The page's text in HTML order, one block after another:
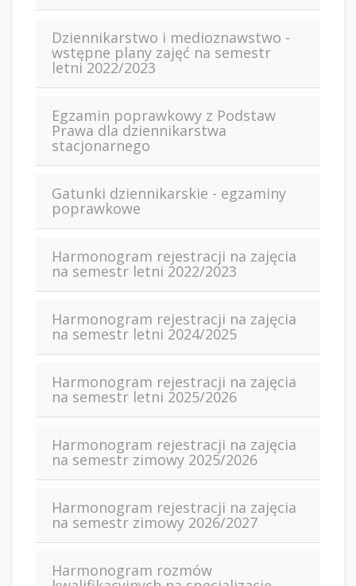
Dziennikarstwo i medioznawstwo -
wstępne plany zajęć na semestr
letni 2022/2023
Egzamin poprawkowy z Podstaw
Prawa dla dziennikarstwa
stacjonarnego
Gatunki dziennikarskie - egzaminy
poprawkowe
Harmonogram rejestracji na zajęcia
na semestr letni 2022/2023
Harmonogram rejestracji na zajęcia
na semestr letni 2024/2025
Harmonogram rejestracji na zajęcia
na semestr letni 2025/2026
Harmonogram rejestracji na zajęcia
na semestr zimowy 2025/2026
Harmonogram rejestracji na zajęcia
na semestr zimowy 2026/2027
Harmonogram rozmów